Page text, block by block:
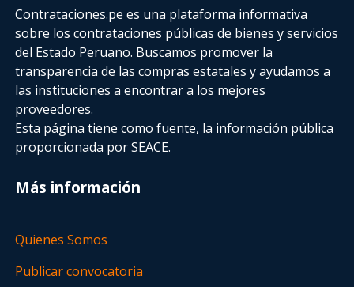
Contrataciones.pe es una plataforma informativa
sobre los contrataciones públicas de bienes y servicios
del Estado Peruano. Buscamos promover la
transparencia de las compras estatalesy ayudamos a
las instituciones a encontrar a los mejores
proveedores.
Esta página tiene como fuente, la información pública
proporcionada por SEACE.
Más información
Quienes Somos
Publicar convocatoria